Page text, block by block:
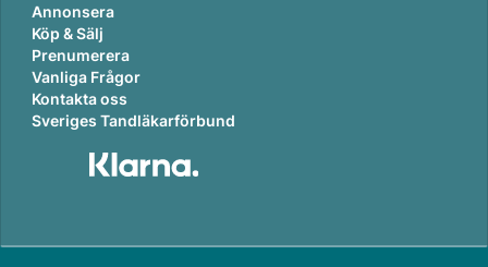
Annonsera
Köp & Sälj
Prenumerera
Vanliga Frågor
Kontakta oss
Sveriges Tandläkarförbund